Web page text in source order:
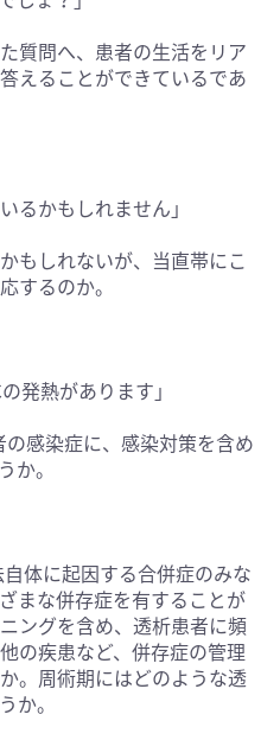
質問へ、患者の生活をリア
えることができているであ
るかもしれません」
もしれないが、当直帯にこ
するのか。
発熱があります」
感染症に、感染対策を含め
か。
に起因する合併症のみな
まな併存症を有することが
ングを含め、透析患者に頻
の疾患など、併存症の管理
。周術期にはどのような透
か。